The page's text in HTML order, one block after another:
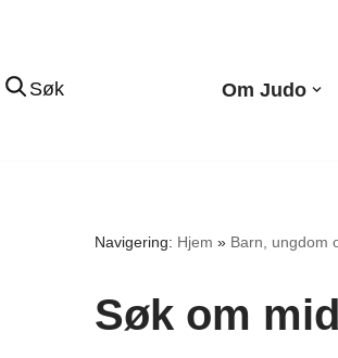
Søk Om Judo
Navigering: Hjem » Barn, ungdom
Søk om